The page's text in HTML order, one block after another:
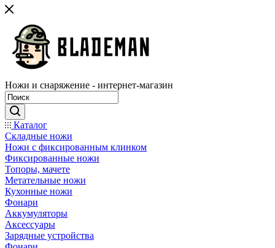
Ножи и снаряжение - интернет-магазин
Каталог
Складные ножи
Ножи с фиксированным клинком
Фиксированные ножи
Топоры, мачете
Метательные ножи
Кухонные ножи
Фонари
Аккумуляторы
Аксессуары
Зарядные устройства